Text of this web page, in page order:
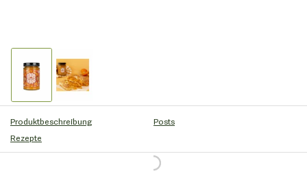
Produktbeschreibung
Posts
Rezepte